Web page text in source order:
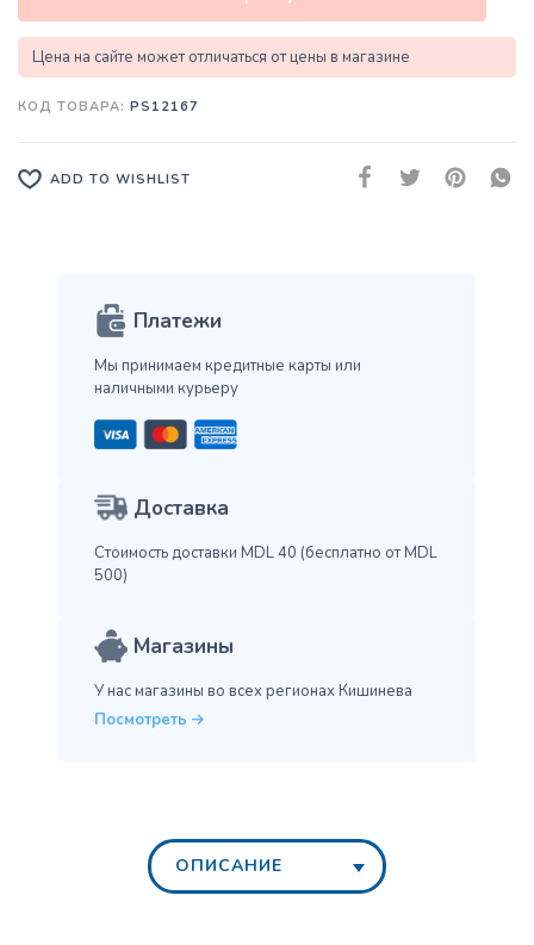
Цена на сайте может отличаться от цены в магазине
КОД ТОВАРА: PS12167
ADD TO WISHLIST
Платежи
Мы принимаем кредитные карты или
наличными курьеру
Доставка
Стоимость доставки MDL 40 (бесплатно от MDL
500)
Магазины
У нас магазины во всех регионах Кишинева
Посмотреть
ОПИСАНИЕ